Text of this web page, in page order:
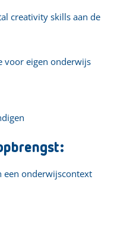
creativity skills aan de
voor eigen onderwijs
een onderwijscontext